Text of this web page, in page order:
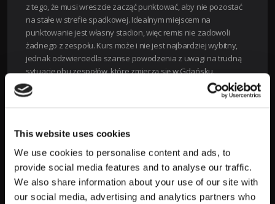
This website uses cookies
We use cookies to personalise content and ads, to
provide social media features and to analyse our traffic.
We also share information about your use of our site with
our social media, advertising and analytics partners who
z tego, że musi wreszcie zacząć punktować, aby nie pozostać
na stałe w strefie spadkowej. Idealnym miejscem na
punktowanie jest własny stadion, więc remis nie zadowoli
żadnego z zespołu. Kurs może i nie jest najbardziej wybitny,
jednak odzwierciedla szanse powodzenia z uwagi na trudną
sytuację obu zespołów, które zmierzą się w Gdańsku.
Podsumowanie meczu Lechia Gdańsk
Mecz Lechia Gdańsk vs motor Lublin zapowiada się
fenomenalnie. Z pewnością zobaczymy świetne spotkanie na
stadionie Polsat plus arena Gdańsk, które powinno obfitować
w bramki po obu stronach. Jednak finalnie, bardzo trudno jest
znaleźć prawdziwego faworyta tego spotkania, ponieważ oba